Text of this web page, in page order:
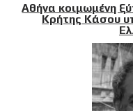
Αθήνα κοιμωμένη
Κρήτης Κάσου